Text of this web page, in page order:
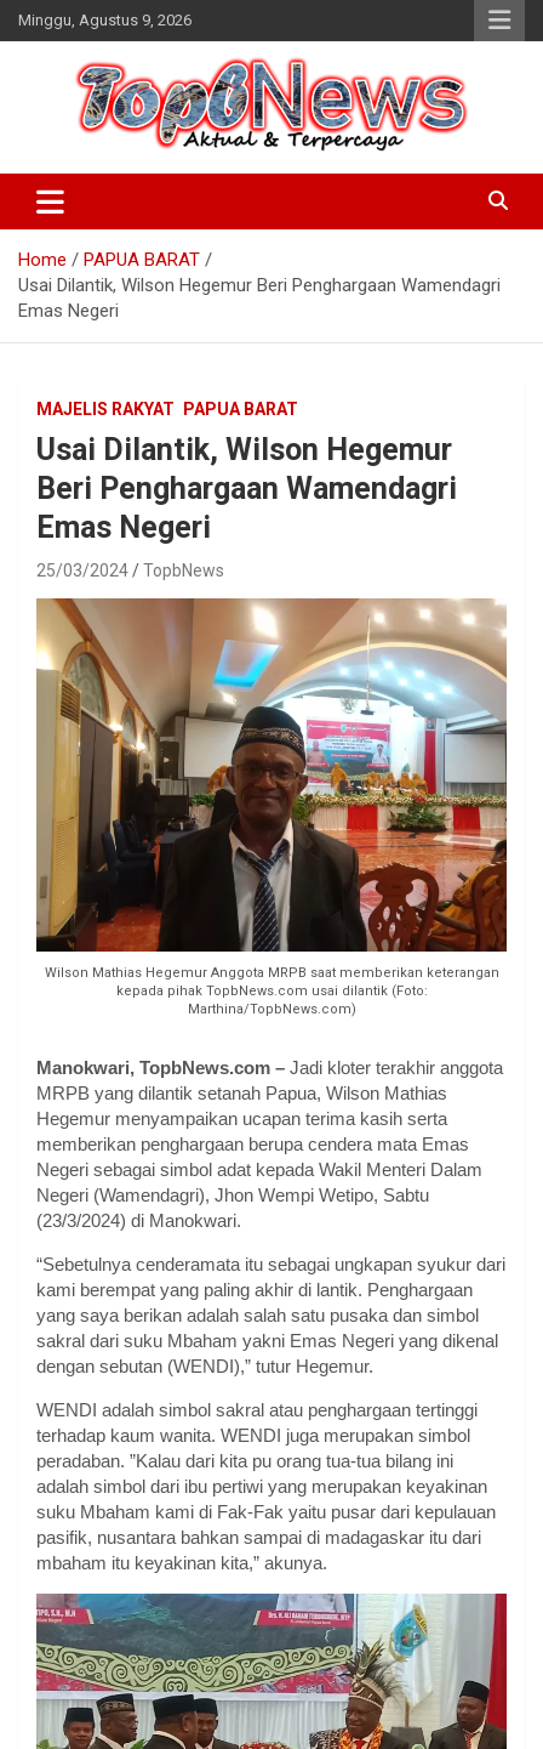
Skip
to
Minggu, Agustus 9, 2026
Home
PAPUA BARAT
Usai Dilantik, Wilson Hegemur Beri Penghargaan Wamendagri
Emas Negeri
MAJELIS RAKYAT PAPUA BARAT
Usai Dilantik, Wilson Hegemur
Beri Penghargaan Wamendagri
Emas Negeri
25/03/2024 TopbNews
Wilson Mathias Hegemur Anggota MRPB saat memberikan keterangan
kepada pihak TopbNews.com usai dilantik (Foto:
Marthina/TopbNews.com)
Manokwari, TopbNews.com – Jadi kloter terakhir anggota
MRPB yang dilantik setanah Papua, Wilson Mathias
Hegemur menyampaikan ucapan terima kasih serta
memberikan penghargaan berupa cendera mata Emas
Negeri sebagai simbol adat kepada Wakil Menteri Dalam
Negeri (Wamendagri), Jhon Wempi Wetipo, Sabtu
(23/3/2024) di Manokwari.
“Sebetulnya cenderamata itu sebagai ungkapan syukur dari
kami berempat yang paling akhir di lantik. Penghargaan
yang saya berikan adalah salah satu pusaka dan simbol
sakral dari suku Mbaham yakni Emas Negeri yang dikenal
dengan sebutan (WENDI),” tutur Hegemur.
WENDI adalah simbol sakral atau penghargaan tertinggi
terhadap kaum wanita. WENDI juga merupakan simbol
peradaban. ”Kalau dari kita pu orang tua-tua bilang ini
adalah simbol dari ibu pertiwi yang merupakan keyakinan
suku Mbaham kami di Fak-Fak yaitu pusar dari kepulauan
pasifik, nusantara bahkan sampai di madagaskar itu dari
mbaham itu keyakinan kita,” akunya.